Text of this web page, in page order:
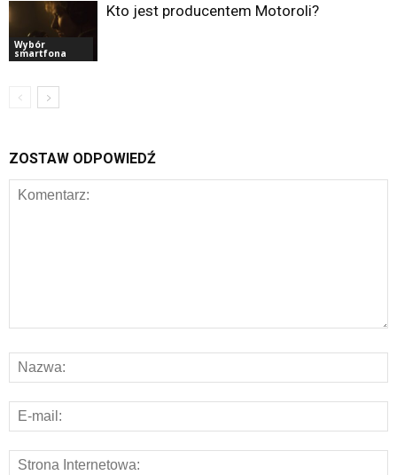
Wybór
smartfona
Kto jest producentem Motoroli?
ZOSTAW ODPOWIEDŹ